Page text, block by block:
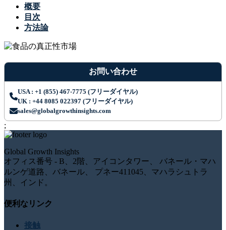
概要
目次
方法論
お問い合わせ
USA : +1 (855) 467-7775 (フリーダイヤル)
UK : +44 8085 022397 (フリーダイヤル)
sales@globalgrowthinsights.com
;
Global Growth Insights
オフィス番号 - B、2階、アイコンタワー、 バネール・マハ
ルンゲ道路、バネール、 プネー411045、マハラシュトラ
州、インド。
便利なリンク
接触